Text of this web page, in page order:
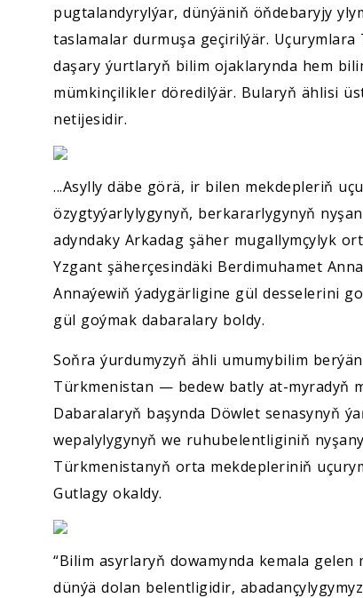
pugtalandyrylýar, dünýäniň öňdebaryjy
taslamalar durmuşa geçirilýär.
daşary ýurtlaryň bilim ojaklarynda hem
mümkinçilikler döredilýär. Bularyň ählisi
netijesidir.
...Asylly däbe görä, ir bilen mekdepleriň
özygtyýarlylygynyň, berkararlygynyň
adyndaky Arkadag şäher mugallymçylyk
Yzgant şäherçesindäki Berdimuhamet
Annaýewiň ýadygärligine gül desselerini
gül goýmak dabaralary boldy.
Soňra ýurdumyzyň ähli umumybilim
Türkmenistan — bedew batly at-myradyň
Dabaralaryň başynda Döwlet senasynyň
wepalylygynyň we ruhubelentliginiň
Türkmenistanyň orta mekdepleriniň
Gutlagy okaldy.
“Bilim asyrlaryň dowamynda kemala
dünýä dolan belentligidir,